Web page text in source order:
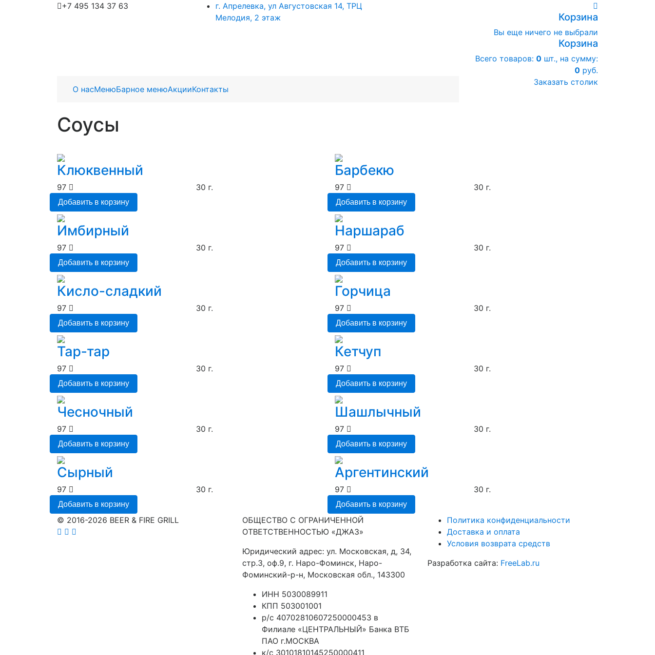
+7 495 134 37 63
г. Апрелевка, ул Августовская 14, ТРЦ
Мелодия, 2 этаж
Корзина
Вы еще ничего не выбрали
Корзина
Всего товаров: 0 шт., на сумму:
0 руб.
О насМенюБарное менюАкцииКонтакты
Заказать столик
Соусы
Клюквенный
97 30 г.
Добавить в корзину
Барбекю
97 30 г.
Добавить в корзину
Имбирный
97 30 г.
Добавить в корзину
Наршараб
97 30 г.
Добавить в корзину
Кисло-сладкий
97 30 г.
Добавить в корзину
Горчица
97 30 г.
Добавить в корзину
Тар-тар
97 30 г.
Добавить в корзину
Кетчуп
97 30 г.
Добавить в корзину
Чесночный
97 30 г.
Добавить в корзину
Шашлычный
97 30 г.
Добавить в корзину
Сырный
97 30 г.
Добавить в корзину
Аргентинский
97 30 г.
Добавить в корзину
© 2016-2026 BEER & FIRE GRILL
ОБЩЕСТВО С ОГРАНИЧЕННОЙ
ОТВЕТСТВЕННОСТЬЮ «ДЖАЗ»
Юридический адрес: ул. Московская, д, 34,
стр.3, оф.9, г. Наро-Фоминск, Наро-
Фоминский-р-н, Московская обл., 143300
ИНН 5030089911
КПП 503001001
р/с 40702810607250000453 в
Филиале «ЦЕНТРАЛЬНЫЙ» Банка ВТБ
ПАО г.МОСКВА
к/с 30101810145250000411
Политика конфиденциальности
Доставка и оплата
Условия возврата средств
Разработка сайта: FreeLab.ru